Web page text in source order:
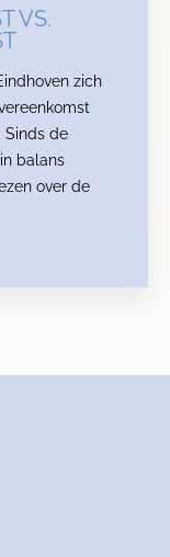
VS.
zich
Sinds de
balans
over de